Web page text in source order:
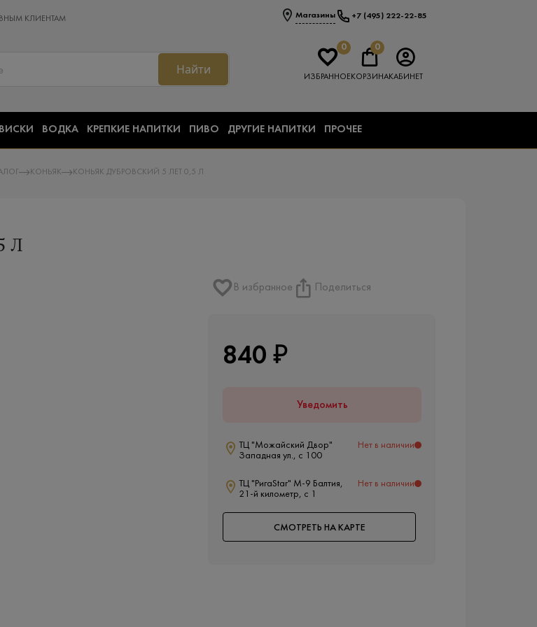
КЛИЕНТАМ Магазины +7 (495) 222-22-85
Найти
0
ИЗБРАННОЕ
0
КОРЗИНАКАБИНЕТ
ВИСКИ ВОДКА КРЕПКИЕ НАПИТКИ ПИВО ДРУГИЕ НАПИТКИ ПРОЧЕЕ
КОНЬЯК КОНЬЯК ДУБРОВСКИЙ 5 ЛЕТ 0,5 Л
Л
В избранное Поделиться
840 ₽
Уведомить
ТЦ "Можайский Двор"
Западная ул., с 100
Нет в наличии
ТЦ "РигаStar" М-9 Балтия,
21-й километр, с 1
Нет в наличии
СМОТРЕТЬ НА КАРТЕ